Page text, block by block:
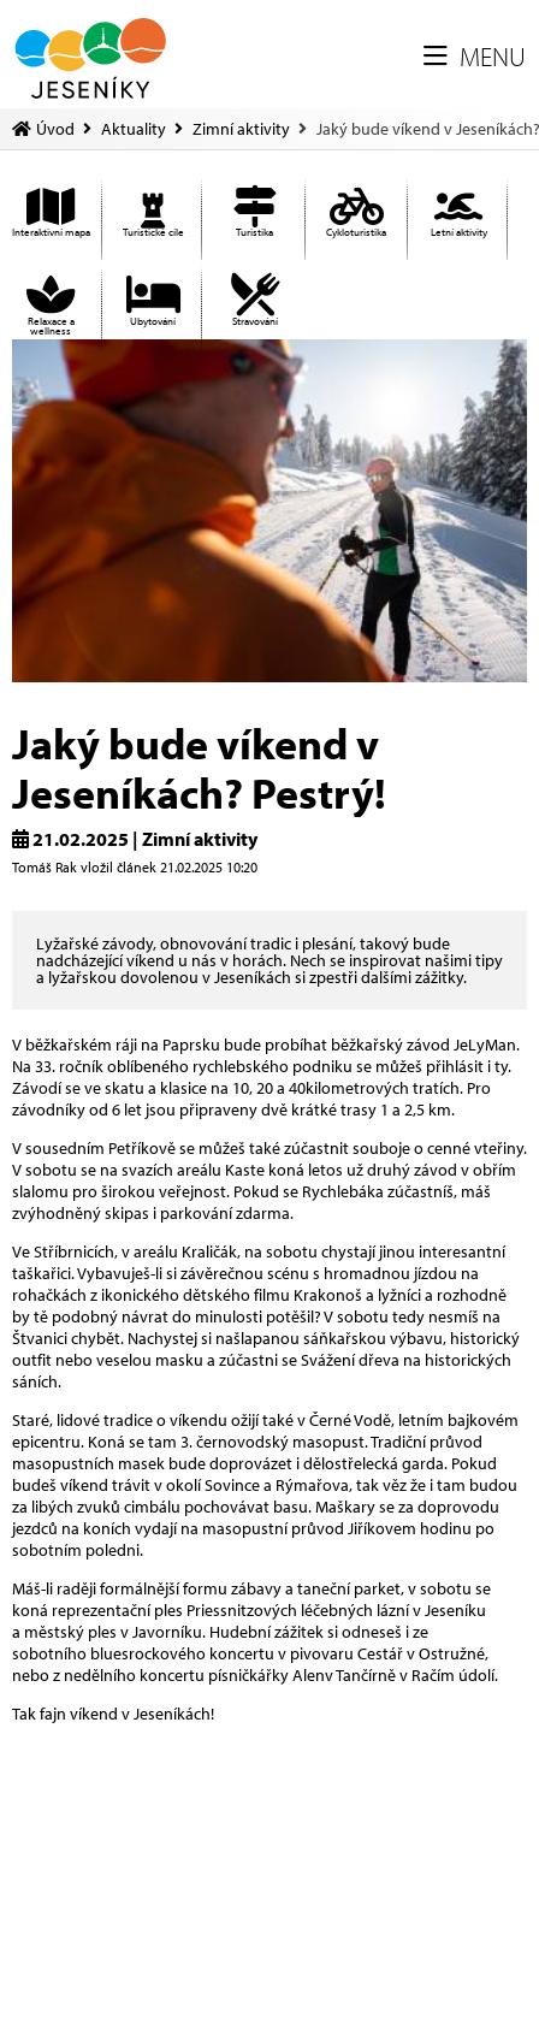
MENU
Úvod Aktuality Zimní aktivity Jaký bude víkend v
Interaktivní mapa Turistické cíle Turistika Cykloturistika Letní aktivity
Relaxace a
wellness
Ubytování Stravování
Jaký bude víkend v
Jeseníkách? Pestrý!
21.02.2025 | Zimní aktivity
Tomáš Rak vložil článek 21.02.2025 10:20
Lyžařské závody, obnovování tradic i plesání, takový bude
nadcházející víkend u nás v horách. Nech se inspirovat našimi tipy
a lyžařskou dovolenou v Jeseníkách si zpestři dalšími zážitky.
V běžkařském ráji na Paprsku bude probíhat běžkařský závod JeLyMan.
Na 33. ročník oblíbeného rychlebského podniku se můžeš přihlásit i ty.
Závodí se ve skatu a klasice na 10, 20 a 40kilometrových tratích. Pro
závodníky od 6 let jsou připraveny dvě krátké trasy 1 a 2,5 km.
V sousedním Petříkově se můžeš také zúčastnit souboje o cenné vteřiny.
V sobotu se na svazích areálu Kaste koná letos už druhý závod v obřím
slalomu pro širokou veřejnost. Pokud se Rychlebáka zúčastníš, máš
zvýhodněný skipas i parkování zdarma.
Ve Stříbrnicích, v areálu Kraličák, na sobotu chystají jinou interesantní
taškařici. Vybavuješ-li si závěrečnou scénu s hromadnou jízdou na
rohačkách z ikonického dětského filmu Krakonoš a lyžníci a rozhodně
by tě podobný návrat do minulosti potěšil? V sobotu tedy nesmíš na
Štvanici chybět. Nachystej si našlapanou sáňkařskou výbavu, historický
outfit nebo veselou masku a zúčastni se Svážení dřeva na historických
sáních.
Staré, lidové tradice o víkendu ožijí také v Černé Vodě, letním bajkovém
epicentru. Koná se tam 3. černovodský masopust. Tradiční průvod
masopustních masek bude doprovázet i dělostřelecká garda. Pokud
budeš víkend trávit v okolí Sovince a Rýmařova, tak věz že i tam budou
za libých zvuků cimbálu pochovávat basu. Maškary se za doprovodu
jezdců na koních vydají na masopustní průvod Jiříkovem hodinu po
sobotním poledni.
Máš-li raději formálnější formu zábavy a taneční parket, v sobotu se
koná reprezentační ples Priessnitzových léčebných lázní v Jeseníku
a městský ples v Javorníku. Hudební zážitek si odneseš i ze
sobotního bluesrockového koncertu v pivovaru Cestář v Ostružné,
nebo z nedělního koncertu písničkářky Alenv Tančírně v Račím údolí.
Tak fajn víkend v Jeseníkách!